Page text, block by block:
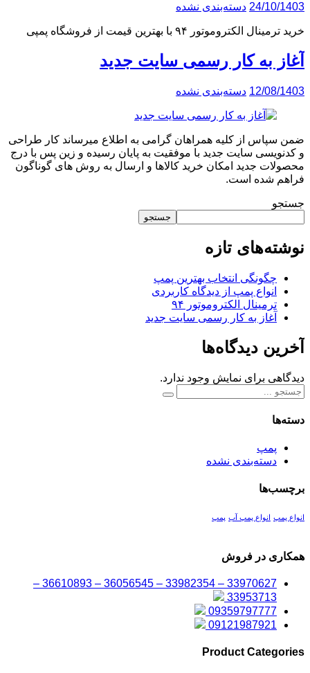
24/10/1403 دسته‌بندی نشده
خرید ترمینال الکتروموتور ۹۴ با بهترین قیمت از فروشگاه پمپی
آغاز به کار رسمی سایت جدید
12/08/1403 دسته‌بندی نشده
ضمن سپاس از کلیه همراهان گرامی به اطلاع میرساند کار طراحی
و کدنویسی سایت جدید با موفقیت به پایان رسیده و زین پس با درج
محصولات جدید امکان خرید کالاها و ارسال به روش های گوناگون
فراهم شده است.
جستجو
جستجو
نوشته‌های تازه
چگونگی انتخاب بهترین پمپ
انواع پمپ از دیدگاه کاربردی
ترمینال الکتروموتور ۹۴
آغاز به کار رسمی سایت جدید
آخرین دیدگاه‌ها
دیدگاهی برای نمایش وجود ندارد.
دسته‌ها
پمپ
دسته‌بندی نشده
برچسب‌ها
انواع پمپ انواع پمپ آب پمپ
همکاری در فروش
33970627 – 33982354 – 36056545 – 36610893 –
33953713
09359797777
09121987921
Product Categories